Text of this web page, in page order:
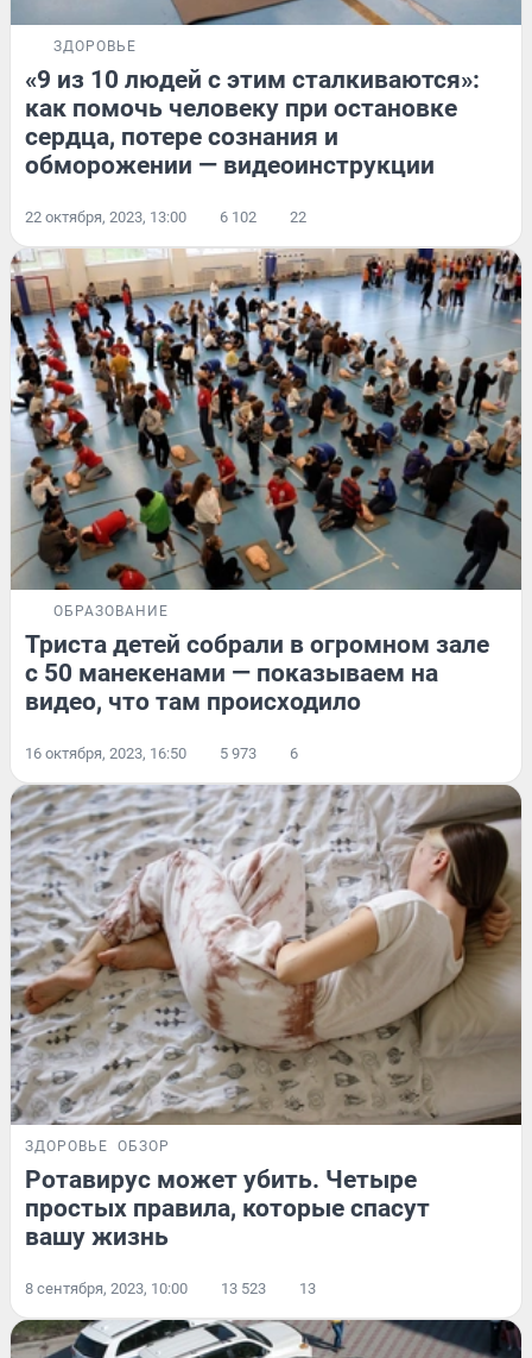
ЗДОРОВЬЕ
«9 из 10 людей с этим сталкиваются»:
как помочь человеку при остановке
сердца, потере сознания и
обморожении — видеоинструкции
22 октября, 2023, 13:00 6 102 22
ОБРАЗОВАНИЕ
Триста детей собрали в огромном зале
с 50 манекенами — показываем на
видео, что там происходило
16 октября, 2023, 16:50 5 973 6
ЗДОРОВЬЕ ОБЗОР
Ротавирус может убить. Четыре
простых правила, которые спасут
вашу жизнь
8 сентября, 2023, 10:00 13 523 13